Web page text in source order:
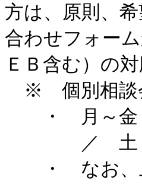
方は、原則、
合わせフォー
ＥＢ含む）の
※ 個別相談
・ 月～金 9
／ 土 9：
・ なお、上